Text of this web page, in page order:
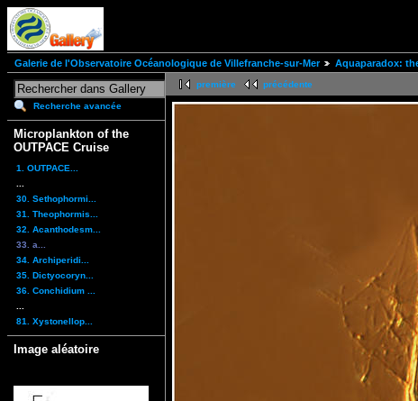
Galerie de l'Observatoire Océanologique de Villefranche-sur-Mer Aquaparadox:
Recherche avancée
Microplankton of the
OUTPACE Cruise
1. OUTPACE...
30. Sethophormi...
31. Theophormis...
32. Acanthodesm...
33. a...
34. Archiperidi...
35. Dictyocoryn...
36. Conchidium ...
81. Xystonellop...
Image aléatoire
première précédente